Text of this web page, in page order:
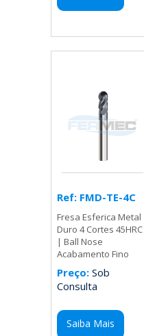
Ref: FMD-TE-4C
Fresa Esferica Metal
Duro 4 Cortes 45HRC
| Ball Nose
Acabamento Fino
Preço: Sob
Consulta
Saiba Mais